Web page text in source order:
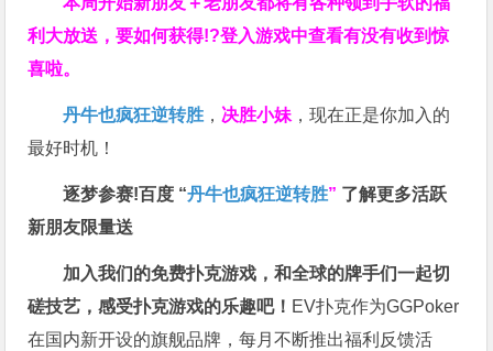
利大放送，要如何获得!?登入游戏中查看有没有收到惊
喜啦。
丹牛也疯狂逆转胜，决胜小妹，现在正是你加入的
最好时机！
逐梦参赛!百度 “丹牛也疯狂逆转胜” 了解更多活跃
新朋友限量送
加入我们的免费扑克游戏，和全球的牌手们一起切
磋技艺，感受扑克游戏的乐趣吧！ EV扑克作为GGPoker
在国内新开设的旗舰品牌，每月不断推出福利反馈活